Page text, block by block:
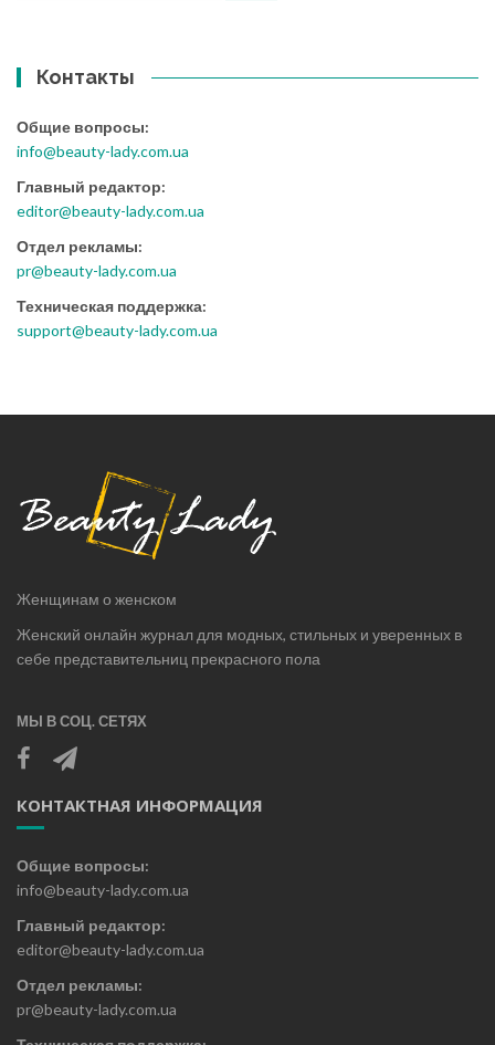
Контакты
Общие вопросы:
info@beauty-lady.com.ua
Главный редактор:
editor@beauty-lady.com.ua
Отдел рекламы:
pr@beauty-lady.com.ua
Техническая поддержка:
support@beauty-lady.com.ua
Женщинам о женском
Женский онлайн журнал для модных, стильных и уверенных в
себе представительниц прекрасного пола
МЫ В СОЦ. СЕТЯХ
КОНТАКТНАЯ ИНФОРМАЦИЯ
Общие вопросы:
info@beauty-lady.com.ua
Главный редактор:
editor@beauty-lady.com.ua
Отдел рекламы:
pr@beauty-lady.com.ua